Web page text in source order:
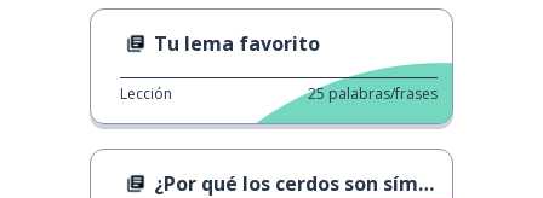
Tu lema favorito
Lección 25 palabras/frases
¿Por qué los cerdos son símbolo de buena suerte?